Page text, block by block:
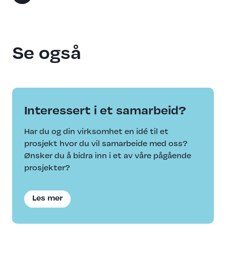
Se også
Interessert i et samarbeid?
Har du og din virksomhet en idé til et
prosjekt hvor du vil samarbeide med oss?
Ønsker du å bidra inn i et av våre pågående
prosjekter?
Les mer